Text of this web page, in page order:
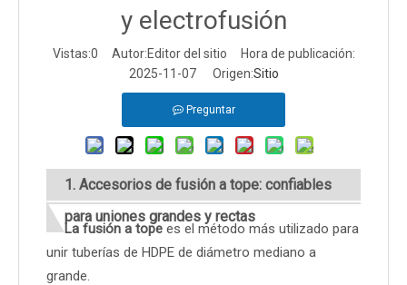
y electrofusión
Vistas:0 Autor:Editor del sitio Hora de publicación:
2025-11-07 Origen:Sitio
Preguntar
1. Accesorios de fusión a tope: confiables
para uniones grandes y rectas
La fusión a tope es el método más utilizado para
unir tuberías de HDPE de diámetro mediano a
grande.